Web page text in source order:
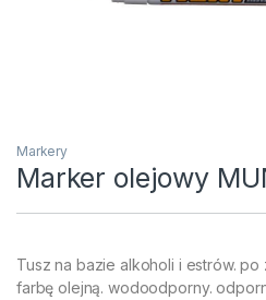
Markery
Marker olejowy
Tusz na bazie alkoholi i estrów.
farbę olejną. wodoodporny.